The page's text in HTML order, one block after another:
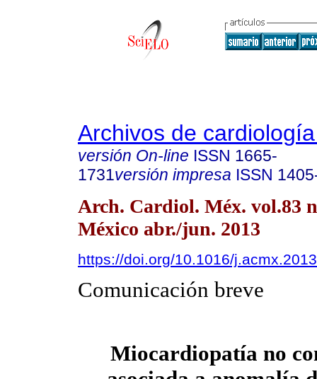
Archivos de
versión On-line ISSN 1665-
1731versión impresa ISSN
Arch. Cardiol. Méx. vol.83
México abr./jun. 2013
https://doi.org/10.1016/
Comunicación breve
Miocardiopatía no